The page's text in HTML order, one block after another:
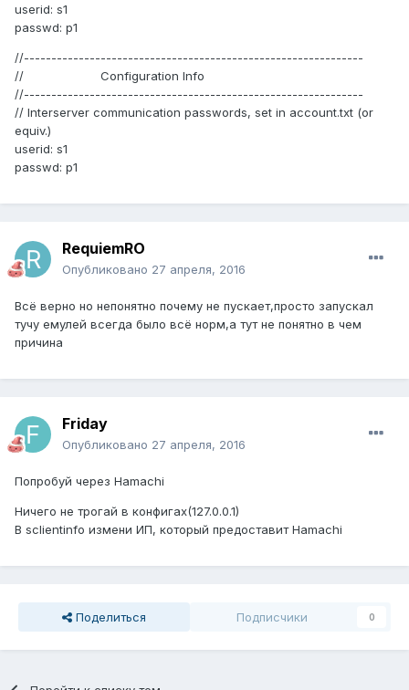
userid: s1
passwd: p1
//--------------------------------------------------------------
// Configuration Info
//--------------------------------------------------------------
// Interserver communication passwords, set in account.txt (or
equiv.)
userid: s1
passwd: p1
RequiemRO
Опубликовано 27 апреля, 2016
Всё верно но непонятно почему не пускает,просто запускал
тучу емулей всегда было всё норм,а тут не понятно в чем
причина
Friday
Опубликовано 27 апреля, 2016
Попробуй через Hamachi
Ничего не трогай в конфигах(127.0.0.1)
В sclientinfo измени ИП, который предоставит Hamachi
Поделиться Подписчики 0